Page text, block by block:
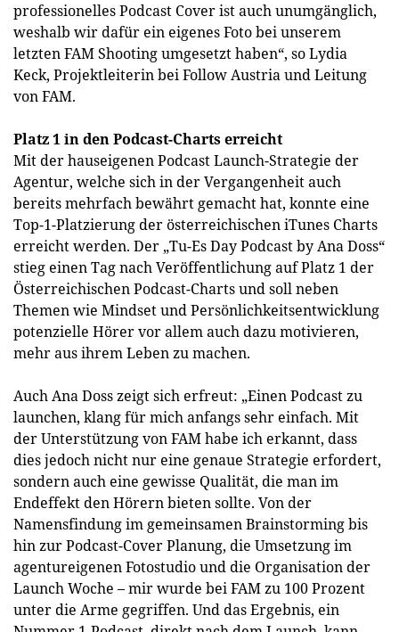
professionelles Podcast Cover ist auch unumgänglich,
weshalb wir dafür ein eigenes Foto bei unserem
letzten FAM Shooting umgesetzt haben“, so Lydia
Keck, Projektleiterin bei Follow Austria und Leitung
von FAM.
Platz 1 in den Podcast-Charts erreicht
Mit der hauseigenen Podcast Launch-Strategie der
Agentur, welche sich in der Vergangenheit auch
bereits mehrfach bewährt gemacht hat, konnte eine
Top-1-Platzierung der österreichischen iTunes Charts
erreicht werden. Der „Tu-Es Day Podcast by Ana Doss“
stieg einen Tag nach Veröffentlichung auf Platz 1 der
Österreichischen Podcast-Charts und soll neben
Themen wie Mindset und Persönlichkeitsentwicklung
potenzielle Hörer vor allem auch dazu motivieren,
mehr aus ihrem Leben zu machen.
Auch Ana Doss zeigt sich erfreut: „Einen Podcast zu
launchen, klang für mich anfangs sehr einfach. Mit
der Unterstützung von FAM habe ich erkannt, dass
dies jedoch nicht nur eine genaue Strategie erfordert,
sondern auch eine gewisse Qualität, die man im
Endeffekt den Hörern bieten sollte. Von der
Namensfindung im gemeinsamen Brainstorming bis
hin zur Podcast-Cover Planung, die Umsetzung im
agentureigenen Fotostudio und die Organisation der
Launch Woche – mir wurde bei FAM zu 100 Prozent
unter die Arme gegriffen. Und das Ergebnis, ein